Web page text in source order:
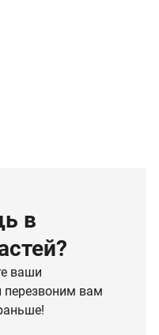
в
ваши
вам